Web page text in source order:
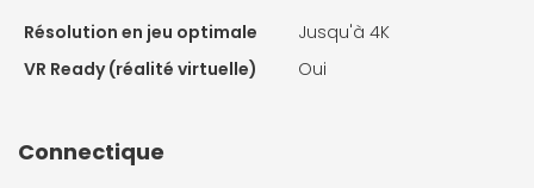
Résolution en jeu optimale
Jusqu'à 4K
VR Ready (réalité virtuelle)
Oui
Connectique